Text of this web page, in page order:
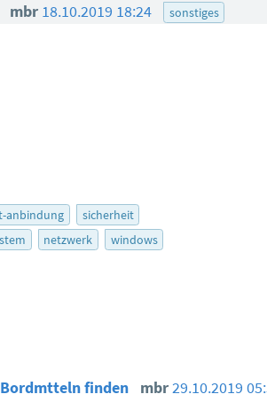
mbr 18.10.2019 18:24 sonstiges
anbindung sicherheit
netzwerk windows
finden mbr29.10.2019